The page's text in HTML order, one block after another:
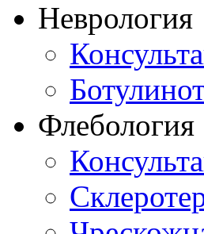
Неврология
Флебология